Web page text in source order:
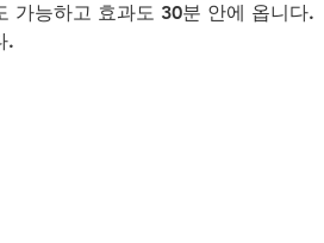
가능하고 효과도 30분 안에 옵니다.
.